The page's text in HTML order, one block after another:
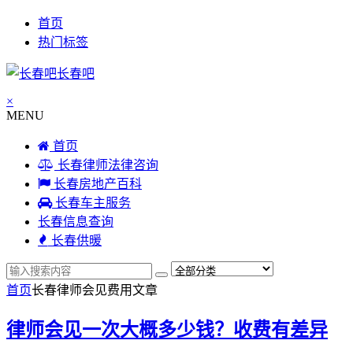
首页
热门标签
长春吧
×
MENU
首页
长春律师法律咨询
长春房地产百科
长春车主服务
长春信息查询
长春供暖
首页长春律师会见费用文章
律师会见一次大概多少钱？收费有差异